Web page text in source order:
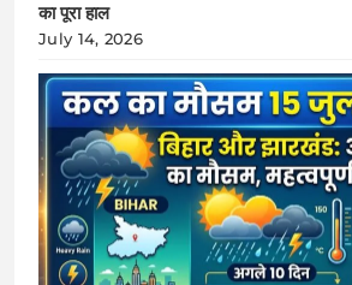
का पूरा हाल
July 14, 2026